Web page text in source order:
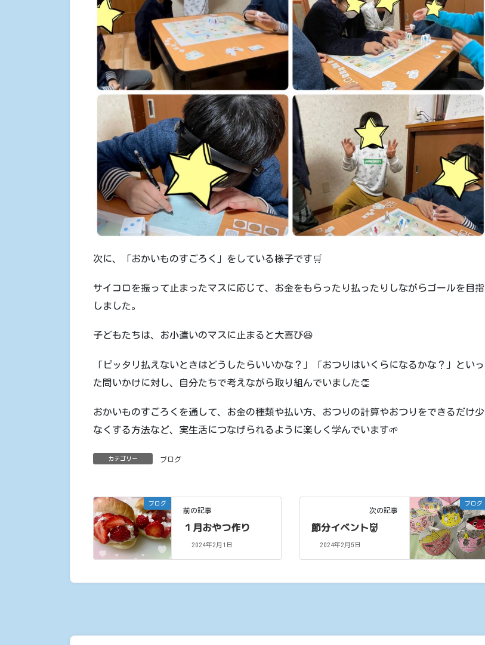
次に、「おかいものすごろく」をしている様子です🛒
サイコロを振って止まったマスに応じて、お金をもらったり払ったりしながらゴールを目指
しました。
子どもたちは、お小遣いのマスに止まると大喜び😆
「ピッタリ払えないときはどうしたらいいかな？」「おつりはいくらになるかな？」といっ
た問いかけに対し、自分たちで考えながら取り組んでいました👏
おかいものすごろくを通して、お金の種類や払い方、おつりの計算やおつりをできるだけ少
なくする方法など、実生活につなげられるように楽しく学んでいます🌱
カテゴリー ブログ
ブログ
前の記事
１月おやつ作り
2024年2月1日
ブログ
次の記事
節分イベント👹
2024年2月5日